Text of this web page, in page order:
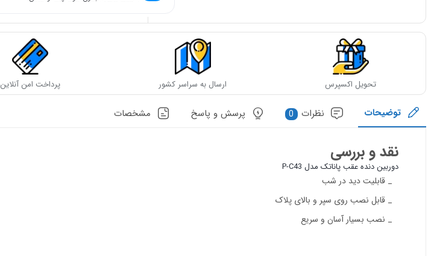
تحویل اکسپرس ارسال به سراسر کشور پرداخت امن آنلاین
توضیحات نظرات 0 پرسش و پاسخ مشخصات
نقد و بررسی
دوربین دنده عقب پاناتک مدل P-C43
_ قابلیت دید در شب
_ قابل نصب روی سپر و بالای پلاک
_ نصب بسیار آسان و سریع